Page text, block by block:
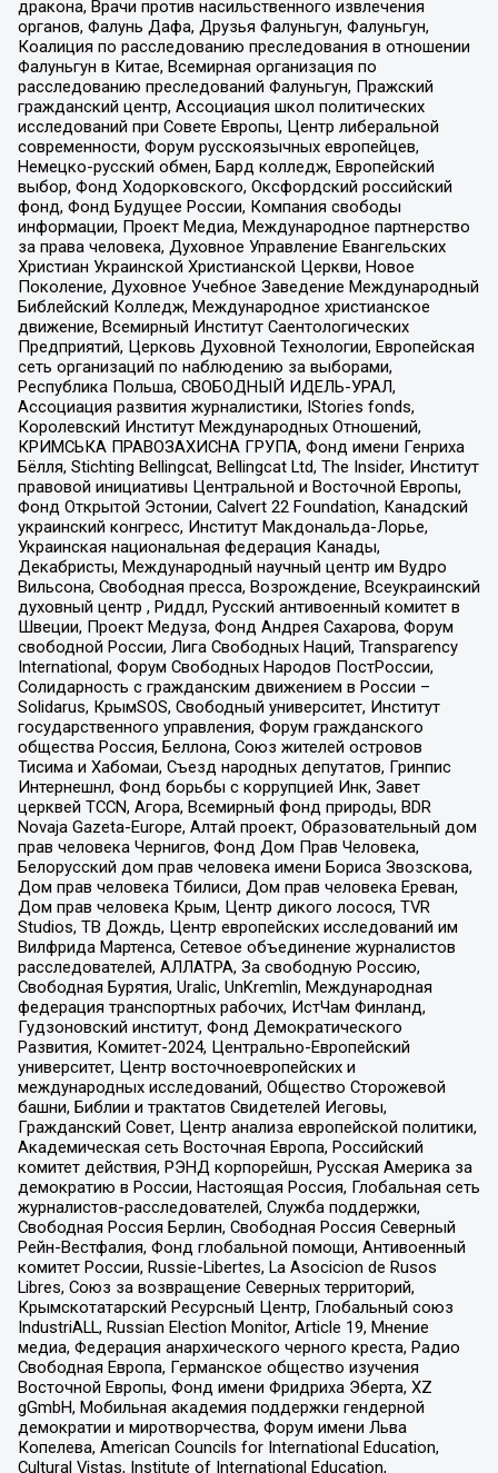
дракона, Врачи против насильственного извлечения
органов, Фалунь Дафа, Друзья Фалуньгун, Фалуньгун,
Коалиция по расследованию преследования в отношении
Фалуньгун в Китае, Всемирная организация по
расследованию преследований Фалуньгун, Пражский
гражданский центр, Ассоциация школ политических
исследований при Совете Европы, Центр либеральной
современности, Форум русскоязычных европейцев,
Немецко-русский обмен, Бард колледж, Европейский
выбор, Фонд Ходорковского, Оксфордский российский
фонд, Фонд Будущее России, Компания свободы
информации, Проект Медиа, Международное партнерство
за права человека, Духовное Управление Евангельских
Христиан Украинской Христианской Церкви, Новое
Поколение, Духовное Учебное Заведение Международный
Библейский Колледж, Международное христианское
движение, Всемирный Институт Саентологических
Предприятий, Церковь Духовной Технологии, Европейская
сеть организаций по наблюдению за выборами,
Республика Польша, СВОБОДНЫЙ ИДЕЛЬ-УРАЛ,
Ассоциация развития журналистики, IStories fonds,
Королевский Институт Международных Отношений,
КРИМСЬКА ПРАВОЗАХИСНА ГРУПА, Фонд имени Генриха
Бёлля, Stichting Bellingcat, Bellingcat Ltd, The Insider, Институт
правовой инициативы Центральной и Восточной Европы,
Фонд Открытой Эстонии, Calvert 22 Foundation, Канадский
украинский конгресс, Институт Макдональда-Лорье,
Украинская национальная федерация Канады,
Декабристы, Международный научный центр им Вудро
Вильсона, Свободная пресса, Возрождение, Всеукраинский
духовный центр , Риддл, Русский антивоенный комитет в
Швеции, Проект Медуза, Фонд Андрея Сахарова, Форум
свободной России, Лига Свободных Наций, Transparеncy
International, Форум Свободных Народов ПостРоссии,
Солидарность с гражданским движением в России –
Solidarus, КрымSOS, Свободный университет, Институт
государственного управления, Форум гражданского
общества Россия, Беллона, Союз жителей островов
Тисима и Хабомаи, Съезд народных депутатов, Гринпис
Интернешнл, Фонд борьбы с коррупцией Инк, Завет
церквей TCCN, Агора, Всемирный фонд природы, BDR
Novaja Gazeta-Europe, Алтай проект, Образовательный дом
прав человека Чернигов, Фонд Дом Прав Человека,
Белорусский дом прав человека имени Бориса Звозскова,
Дом прав человека Тбилиси, Дом прав человека Ереван,
Дом прав человека Крым, Центр дикого лосося, TVR
Studios, ТВ Дождь, Центр европейских исследований им
Вилфрида Мартенса, Сетевое объединение журналистов
расследователей, АЛЛАТРА, За свободную Россию,
Свободная Бурятия, Uralic, UnKremlin, Международная
федерация транспортных рабочих, ИстЧам Финланд,
Гудзоновский институт, Фонд Демократического
Развития, Комитет-2024, Центрально-Европейский
университет, Центр восточноевропейских и
международных исследований, Общество Сторожевой
башни, Библии и трактатов Свидетелей Иеговы,
Гражданский Совет, Центр анализа европейской политики,
Академическая сеть Восточная Европа, Российский
комитет действия, РЭНД корпорейшн, Русская Америка за
демократию в России, Настоящая Россия, Глобальная сеть
журналистов-расследователей, Служба поддержки,
Свободная Россия Берлин, Свободная Россия Северный
Рейн-Вестфалия, Фонд глобальной помощи, Антивоенный
комитет России, Russie-Libertes, La Asocicion de Rusos
Libres, Союз за возвращение Северных территорий,
Крымскотатарский Ресурсный Центр, Глобальный союз
IndustriALL, Russian Election Monitor, Article 19, Мнение
медиа, Федерация анархического черного креста, Радио
Свободная Европа, Германское общество изучения
Восточной Европы, Фонд имени Фридриха Эберта, XZ
gGmbH, Мобильная академия поддержки гендерной
демократии и миротворчества, Форум имени Льва
Копелева, American Councils for International Education,
Cultural Vistas, Institute of International Education,